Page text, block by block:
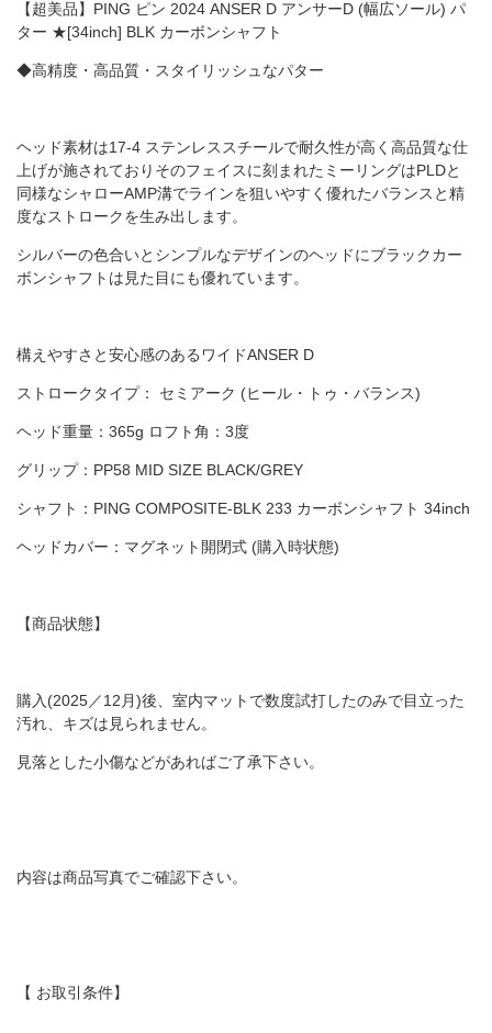
【超美品】PING ピン 2024 ANSER D アンサーD (幅広ソール) パ
ター ★[34inch] BLK カーボンシャフト
◆高精度・高品質・スタイリッシュなパター
ヘッド素材は17-4 ステンレススチールで耐久性が高く 高品質な仕
上げが施されており そのフェイスに刻まれたミーリングはPLDと
同様なシャローAMP溝でラインを狙いやすく優れたバランスと精
度なストロークを生み出します。
シルバーの色合いとシンプルなデザインのヘッドにブラックカー
ボンシャフトは見た目にも優れています。
構えやすさと安心感のあるワイドANSER D
ストロークタイプ： セミアーク (ヒール・トゥ・バランス)
ヘッド重量：365g ロフト角：3度
グリップ：PP58 MID SIZE BLACK/GREY
シャフト：PING COMPOSITE-BLK 233 カーボンシャフト 34inch
ヘッドカバー：マグネット開閉式 (購入時状態)
【商品状態】
購入(2025／12月)後、室内マットで数度試打したのみで目立った
汚れ、キズは見られません。
見落とした小傷などがあればご了承下さい。
内容は商品写真でご確認下さい。
【 お取引条件】